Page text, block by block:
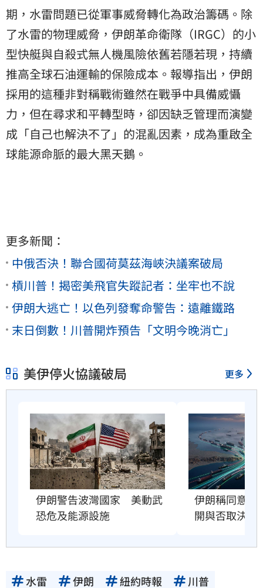
期，水雷問題已從軍事威脅轉化為政治籌碼。除
了水雷的物理威脅，伊朗革命衛隊（IRGC）的小
型快艇與自殺式無人機風險依舊若隱若現，持續
推高全球石油運輸的保險成本。報導指出，伊朗
採用的這種非對稱戰術雖然在戰爭中具備威懾
力，但在尋求和平轉型時，卻因缺乏管理而演變
成「自己也解決不了」的混亂因素，成為重啟全
球能源命脈的最大黑天鵝。
更多新聞：
中俄否決！聯合國荷莫茲海峽決議案破局
槓川普！揭密美飛官失蹤記者：坐牢也不說
伊朗大逃亡！以色列發奪命警告：遠離鐵路
末日倒數！川普開炸預告「文明今晚消亡」
美伊停火協議破局 更多
伊朗警告波灣國家　美動武
恐危及能源設施
伊朗稱同意荷
開與否取決美
水雷 伊朗 紐約時報
川普